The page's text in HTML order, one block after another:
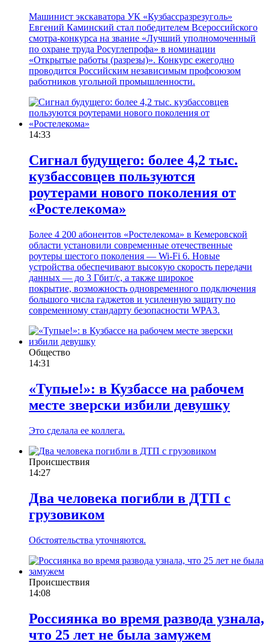
Машинист экскаватора УК «Кузбассразрезуголь»
Евгений Каминский стал победителем Всероссийского
смотра-конкурса на звание «Лучший уполномоченный
по охране труда Росуглепрофа» в номинации
«Открытые работы (разрезы)». Конкурс ежегодно
проводится Российским независимым профсоюзом
работников угольной промышленности.
14:33
Сигнал будущего: более 4,2 тыс.
кузбассовцев пользуются
роутерами нового поколения от
«Ростелекома»
Более 4 200 абонентов «Ростелекома» в Кемеровской
области установили современные отечественные
роутеры шестого поколения — Wi-Fi 6. Новые
устройства обеспечивают высокую скорость передачи
данных — до 3 Гбит/с, а также широкое
покрытие, возможность одновременного подключения
большого числа гаджетов и усиленную защиту по
современному стандарту безопасности WPA3.
Общество
14:31
«Тупые!»: в Кузбассе на рабочем
месте зверски избили девушку
Это сделала ее коллега.
Происшествия
14:27
Два человека погибли в ДТП с
грузовиком
Обстоятельства уточняются.
Происшествия
14:08
Россиянка во время развода узнала,
что 25 лет не была замужем